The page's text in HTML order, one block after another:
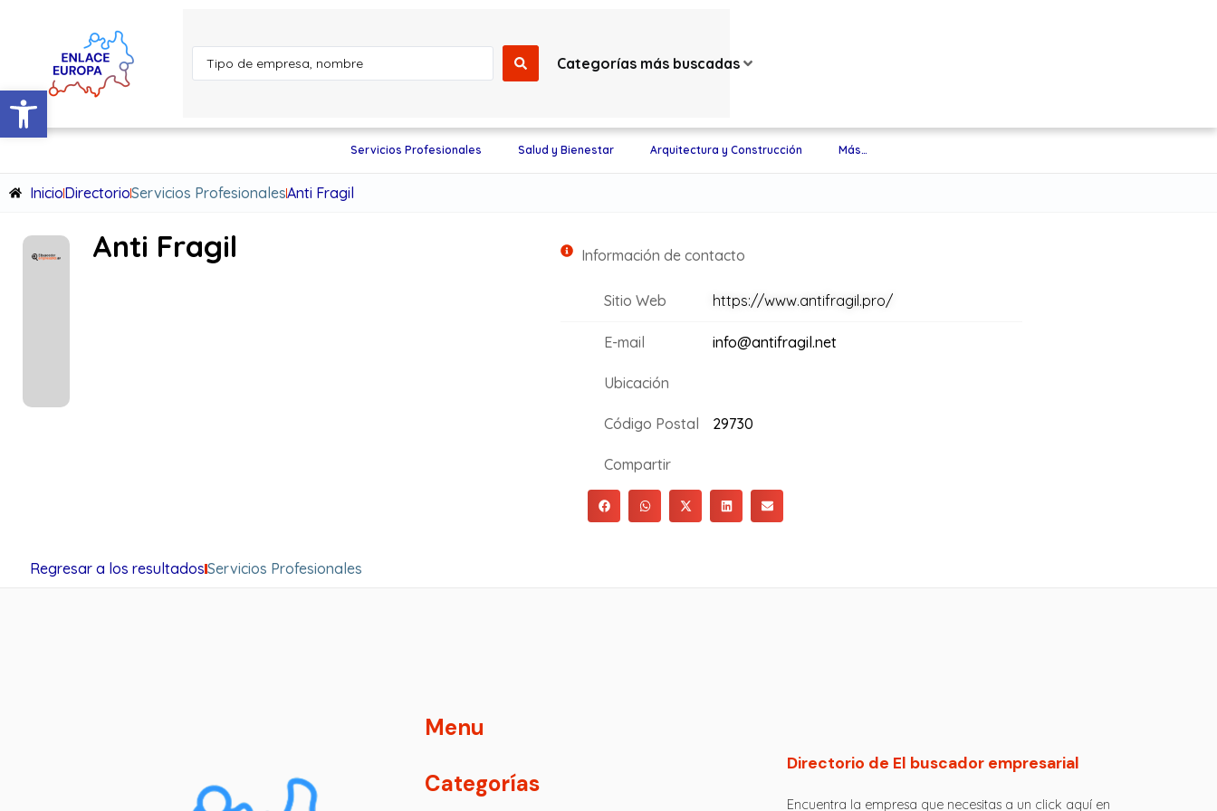
Abrir barra de herramientas
Categorías más buscadas
Servicios Profesionales Salud y Bienestar Arquitectura y Construcción Más…
InicioDirectorioServicios ProfesionalesAnti Fragil
Anti Fragil Información de contacto
Sitio Web https://www.antifragil.pro/
E-mail info@antifragil.net
Ubicación
Código Postal 29730
Compartir
Regresar a los resultadosServicios Profesionales
Menu
Categorías
Directorio de El buscador empresarial
Encuentra la empresa que necesitas a un click aquí en